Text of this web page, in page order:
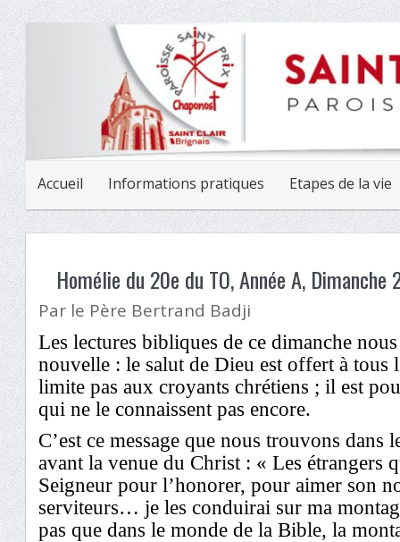
Accueil Informations pratiques Etapes de la vie
Homélie du 20e du TO, Année A, Dimanche
Par le Père Bertrand Badji
Les lectures bibliques de ce dimanche
nouvelle : le salut de Dieu est offert à tous
limite pas aux croyants chrétiens ; il est
qui ne le connaissent pas encore.
C’est ce message que nous trouvons dans
avant la venue du Christ : « Les étrangers
Seigneur pour l’honorer, pour aimer son
serviteurs… je les conduirai sur ma
pas que dans le monde de la Bible, la